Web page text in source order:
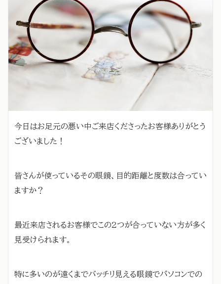
今日はお足元の悪い中ご来店くださったお客様ありがとう
ございました！
皆さんが使っているその眼鏡、目的距離と度数は合ってい
ますか？
最近来店されるお客様でこの2つが合っていない方が多く
見受けられます。
特に多いのが遠くまでバッチリ見える眼鏡でパソコンでの